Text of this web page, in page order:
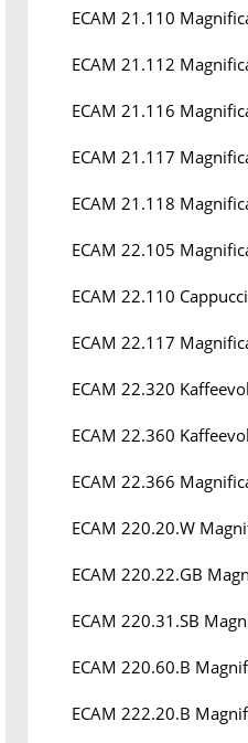
ECAM 21.110
ECAM 21.112
ECAM 21.116
ECAM 21.117
ECAM 21.118
ECAM 22.105
ECAM 22.110
ECAM 22.117
ECAM 22.320
ECAM 22.360
ECAM 22.366
ECAM 220.20.W
ECAM 220.22.GB
ECAM 220.31.SB
ECAM 220.60.B
ECAM 222.20.B